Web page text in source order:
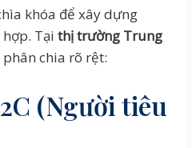
khóa để xây dựng
Tại thị trường Trung
chia rõ rệt:
(Người tiêu